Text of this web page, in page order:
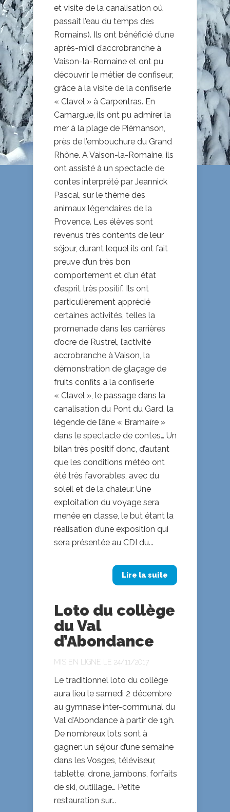
et visite de la canalisation où
passait l’eau du temps des
Romains). Ils ont bénéficié d’une
après-midi d’accrobranche à
Vaison-la-Romaine et ont pu
découvrir le métier de confiseur,
grâce à la visite de la confiserie
« Clavel » à Carpentras. En
Camargue, ils ont pu admirer la
mer à la plage de Piémanson,
près de l’embouchure du Grand
Rhône. A Vaison-la-Romaine, ils
ont assisté à un spectacle de
contes interprété par Jeannick
Pascal, sur le thème des
animaux légendaires de la
Provence. Les élèves sont
revenus très contents de leur
séjour, durant lequel ils ont fait
preuve d’un très bon
comportement et d’un état
d’esprit très positif. Ils ont
particulièrement apprécié
certaines activités, telles la
promenade dans les carrières
d’ocre de Rustrel, l’activité
accrobranche à Vaison, la
démonstration de glaçage de
fruits confits à la confiserie
« Clavel », le passage dans la
canalisation du Pont du Gard, la
légende de l’âne « Bramaïre »
dans le spectacle de contes… Un
bilan très positif donc, d’autant
que les conditions météo ont
été très favorables, avec du
soleil et de la chaleur. Une
exploitation du voyage sera
menée en classe, le but étant la
réalisation d’une exposition qui
sera présentée au CDI du...
Lire la suite
Loto du collège
du Val
d’Abondance
MIS EN LIGNE LE 24/11/2017
Le traditionnel loto du collège
aura lieu le samedi 2 décembre
au gymnase inter-communal du
Val d’Abondance à partir de 19h.
De nombreux lots sont à
gagner: un séjour d’une semaine
dans les Vosges, téléviseur,
tablette, drone, jambons, forfaits
de ski, outillage… Petite
restauration sur...